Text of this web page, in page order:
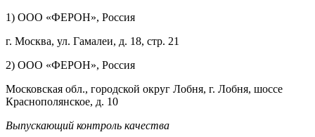
1) ООО «ФЕРОН», Россия
г. Москва, ул. Гамалеи, д. 18, стр. 21
2) ООО «ФЕРОН», Россия
Московская обл., городской округ Лобня, г. Лобня, шоссе
Краснополянское, д. 10
Выпускающий контроль качества